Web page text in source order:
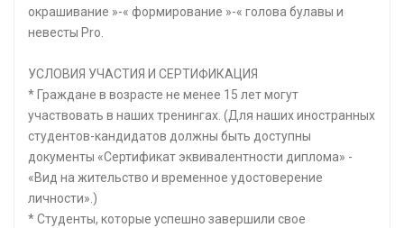
окрашивание »-« формирование »-« голова булавы и
невесты Pro.
УСЛОВИЯ УЧАСТИЯ И СЕРТИФИКАЦИЯ
* Граждане в возрасте не менее 15 лет могут
участвовать в наших тренингах. (Для наших иностранных
студентов-кандидатов должны быть доступны
документы «Сертификат эквивалентности диплома» -
«Вид на жительство и временное удостоверение
личности».)
* Студенты, которые успешно завершили свое